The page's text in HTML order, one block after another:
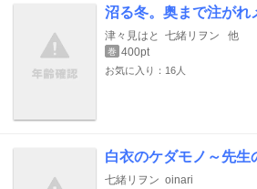
沼る冬。奥まで注がれ
津々見はと 七緒リヲン 他
巻 400pt
お気に入り：16人
白衣のケダモノ～先生
七緒リヲン oinari